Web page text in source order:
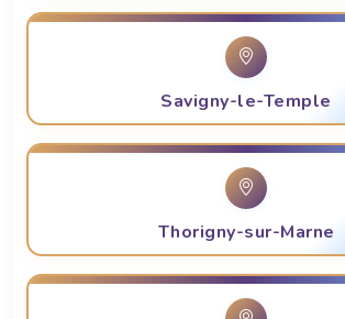
Savigny-le-Temple
Thorigny-sur-Marne